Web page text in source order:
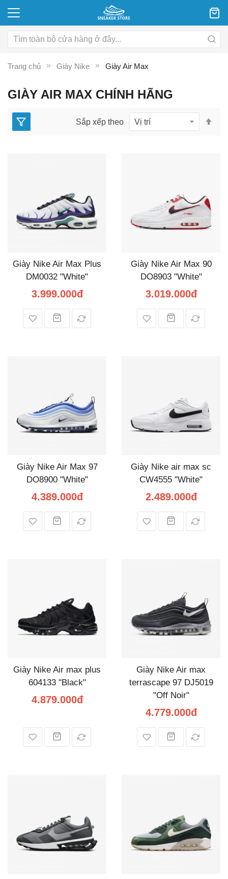
Trang chủ Giày Nike Giày Air Max
GIÀY AIR MAX CHÍNH HÃNG
Sắp xếp theo
Giày Nike Air Max Plus
DM0032 "White"
3.999.000đ
Giày Nike Air Max 90
DO8903 "White"
3.019.000đ
Giày Nike Air Max 97
DO8900 "White"
4.389.000đ
Giày Nike air max sc
CW4555 "White"
2.489.000đ
Giày Nike Air max plus
604133 "Black"
4.879.000đ
Giày Nike Air max
terrascape 97 DJ5019
"Off Noir"
4.779.000đ